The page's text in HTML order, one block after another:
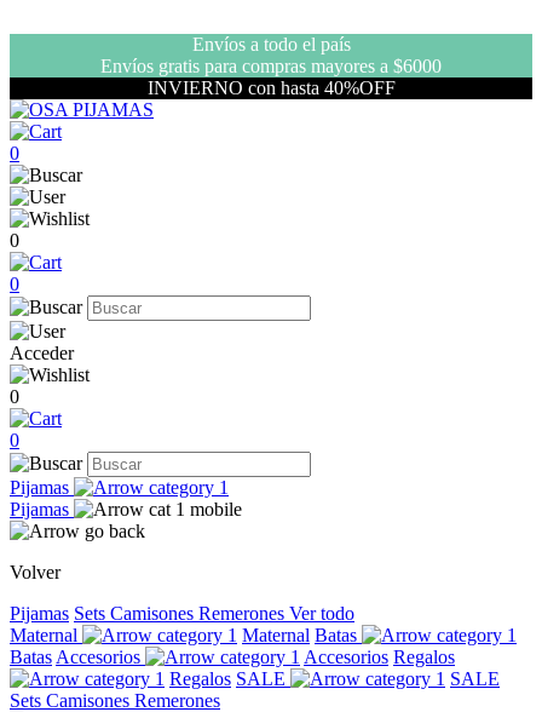
Envíos a todo el país
Envíos gratis para compras mayores a $6000
INVIERNO con hasta 40%OFF
0
0
0
Acceder
0
0
Pijamas
Pijamas
Volver
Pijamas Sets Camisones Remerones Ver todo
Maternal
Maternal Batas
Batas Accesorios Accesorios Regalos
Regalos SALE
SALE
Sets Camisones Remerones